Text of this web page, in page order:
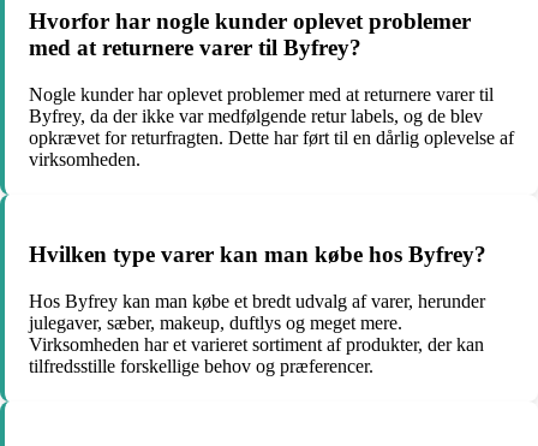
Hvorfor har nogle kunder oplevet problemer
med at returnere varer til Byfrey?
Nogle kunder har oplevet problemer med at returnere varer til
Byfrey, da der ikke var medfølgende retur labels, og de blev
opkrævet for returfragten. Dette har ført til en dårlig oplevelse af
virksomheden.
Hvilken type varer kan man købe hos Byfrey?
Hos Byfrey kan man købe et bredt udvalg af varer, herunder
julegaver, sæber, makeup, duftlys og meget mere.
Virksomheden har et varieret sortiment af produkter, der kan
tilfredsstille forskellige behov og præferencer.